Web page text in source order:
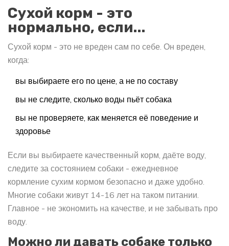
Сухой корм - это
нормально, если...
Сухой корм - это не вреден сам по себе. Он вреден,
когда:
вы выбираете его по цене, а не по составу
вы не следите, сколько воды пьёт собака
вы не проверяете, как меняется её поведение и
здоровье
Если вы выбираете качественный корм, даёте воду,
следите за состоянием собаки - ежедневное
кормление сухим кормом безопасно и даже удобно.
Многие собаки живут 14-16 лет на таком питании.
Главное - не экономить на качестве, и не забывать про
воду.
Можно ли давать собаке только